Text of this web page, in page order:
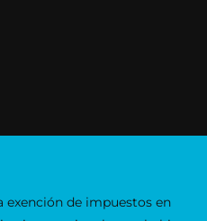
exención de impuestos en